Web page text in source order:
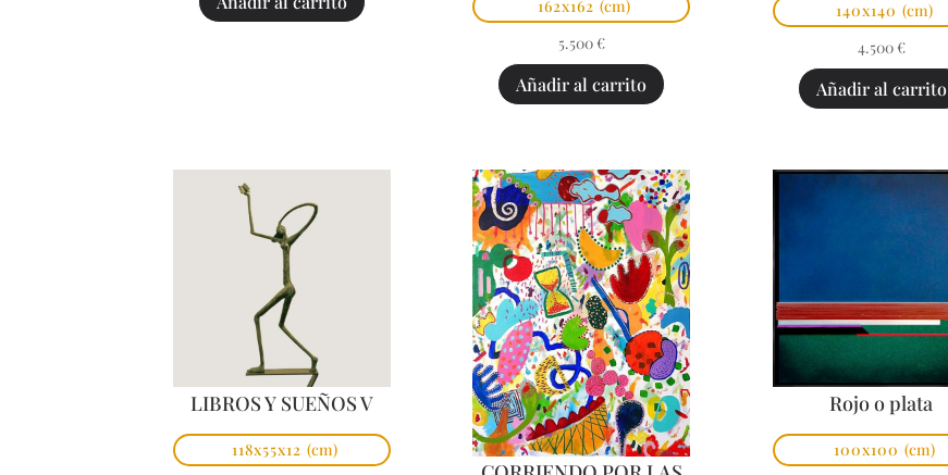
162x162 (cm)
5.500 €
Añadir al carrito
140x140 (cm)
4.500 €
Añadir al carrito
LIBROS Y SUEÑOS V
118x55x12 (cm)
Rojo o plata
100x100 (cm)